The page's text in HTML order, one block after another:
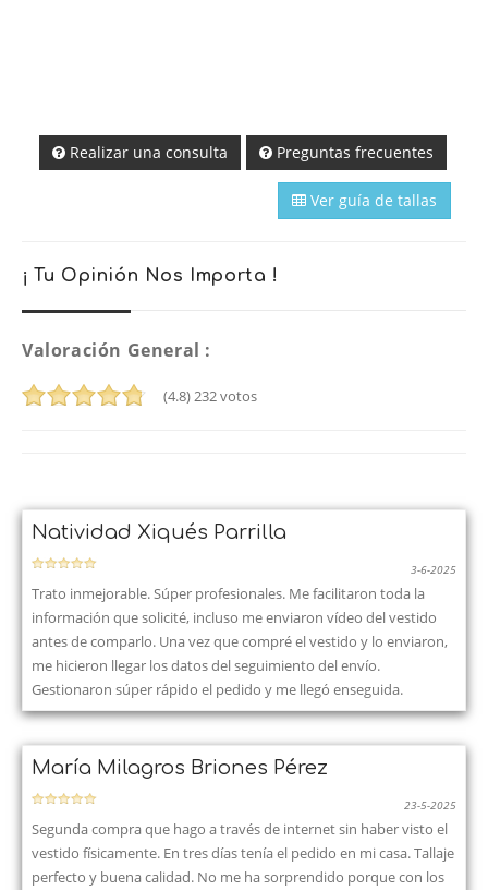
Realizar una consulta Preguntas frecuentes
Ver guía de tallas
¡ Tu Opinión Nos Importa !
Valoración General :
(4.8)232votos
Natividad Xiqués Parrilla
3-6-2025
Trato inmejorable. Súper profesionales. Me facilitaron toda la
información que solicité, incluso me enviaron vídeo del vestido
antes de comparlo. Una vez que compré el vestido y lo enviaron,
me hicieron llegar los datos del seguimiento del envío.
Gestionaron súper rápido el pedido y me llegó enseguida.
María Milagros Briones Pérez
23-5-2025
Segunda compra que hago a través de internet sin haber visto el
vestido físicamente. En tres días tenía el pedido en mi casa. Tallaje
perfecto y buena calidad. No me ha sorprendido porque con los